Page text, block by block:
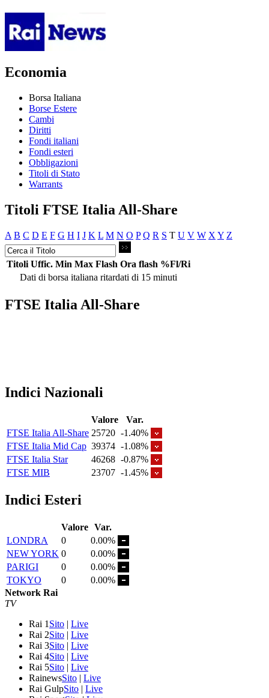
Economia
Borsa Italiana
Borse Estere
Cambi
Diritti
Fondi italiani
Fondi esteri
Obbligazioni
Titoli di Stato
Warrants
Titoli FTSE Italia All-Share
A B C D E F G H I J K L M N O P Q R S T U V W X Y Z
Titoli Uffic. Min Max Flash Ora flash %Fl/Ri
Dati di borsa italiana ritardati di 15 minuti
FTSE Italia All-Share
Indici Nazionali
Valore
Var.
FTSE Italia All-Share 25720 -1.40%
FTSE Italia Mid Cap 39374 -1.08%
FTSE Italia Star
46268 -0.87%
FTSE MIB
23707 -1.45%
Indici Esteri
Valore Var.
LONDRA
0
0.00%
NEW YORK 0
0.00%
PARIGI
0
0.00%
TOKYO
0
0.00%
Network Rai
TV
Rai 1 Sito | Live
Rai 2Sito | Live
Rai 3Sito | Live
Rai 4Sito | Live
Rai 5Sito | Live
RainewsSito | Live
Rai GulpSito | Live